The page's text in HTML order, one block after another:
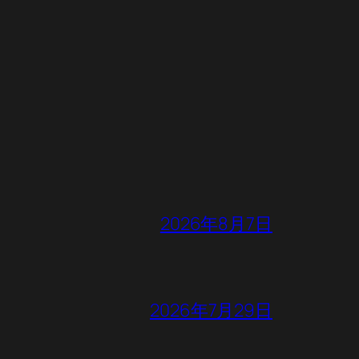
2026年8月7日
2026年7月29日